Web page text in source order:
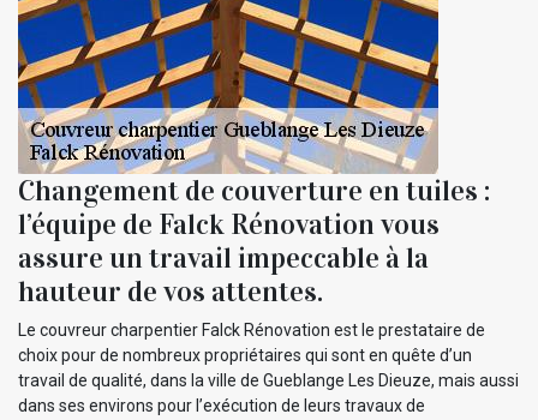
Changement de couverture en tuiles :
l’équipe de Falck Rénovation vous
assure un travail impeccable à la
hauteur de vos attentes.
Le couvreur charpentier Falck Rénovation est le prestataire de
choix pour de nombreux propriétaires qui sont en quête d’un
travail de qualité, dans la ville de Gueblange Les Dieuze, mais aussi
dans ses environs pour l’exécution de leurs travaux de